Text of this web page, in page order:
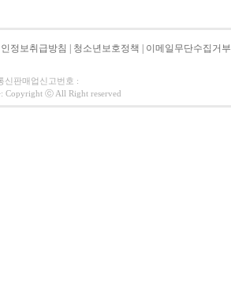
정보취급방침 청소년보호정책 이메일무단수집거부
신판매업신고번호 :
Copyright ⓒ All Right reserved